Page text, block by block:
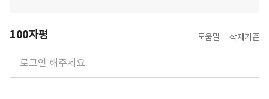
100자평 도움말 삭제기준